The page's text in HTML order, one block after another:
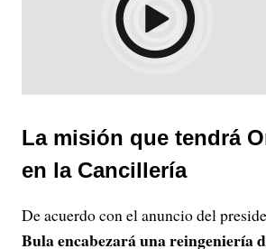
La misión que tendrá
en la Cancillería
De acuerdo con el anuncio del
Bula encabezará una reingeniería